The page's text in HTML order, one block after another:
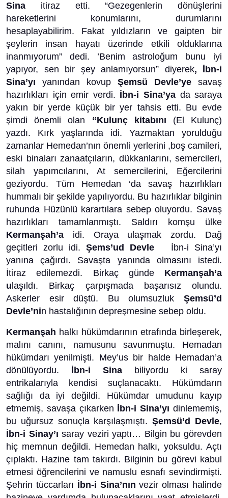
Sina itiraz etti. “Gezegenlerin dönüşlerini
hareketlerini konumlarını, durumlarını
hesaplayabilirim. Fakat yıldızların ve gaipten bir
şeylerin insan hayatı üzerinde etkili olduklarına
inanmıyorum” dedi. ’Benim astroloğum bunu iyi
yapıyor, sen bir şey anlamıyorsun” diyerek, İbn-i
Sina’yı yanından kovupŞemsü Devle’ye savaş
hazırlıkları için emir verdi. İbn-i Sina’yada saraya
yakın bir yerde küçük bir yer tahsis etti. Bu evde
şimdi önemli olan “Kulunç kitabını (El Kulunç)
yazdı. Kırk yaşlarında idi. Yazmaktan yorulduğu
zamanlar Hemedan’nın önemli yerlerini ,boş camileri,
eski binaları zanaatçıların, dükkanlarını, semercileri,
silah yapımcılarını, At semercilerini, Eğercilerini
geziyordu. Tüm Hemedan ‘da savaş hazırlıkları
hummalı bir şekilde yapılıyordu. Bu hazırlıklar bilginin
ruhunda Hüzünlü karartılara sebep oluyordu. Savaş
hazırlıkları tamamlanmıştı. Saldırı komşu ülke
Kermanşah’a idi. Oraya ulaşmak zordu. Dağ
geçitleri zorlu idi.Şems’ud Devle
İbn-i Sina’yı
yanına çağırdı. Savaşta yanında olmasını istedi.
İtiraz edilemezdi. Birkaç günde Kermanşah’a
u laşıldı. Birkaç çarpışmada başarısız olundu.
Askerler esir düştü. Bu olumsuzlukŞemsü’d
Devle’nin hastalığının depreşmesine sebep oldu.
Kermanşah halkı hükümdarının etrafında birleşerek,
malını canını, namusunu savunmuştu. Hemadan
hükümdarı yenilmişti. Mey’us bir halde Hemadan’a
dönülüyordu. İbn-i Sina biliyordu ki saray
entrikalarıyla kendisi suçlanacaktı. Hükümdarın
sağlığı da iyi değildi. Hükümdar umudunu kayıp
etmemiş, savaşa çıkarken İbn-i Sina’yıdinlememiş,
bu uğursuz sonuçla karşılaşmıştı.Şemsü’d Devle,
İbn-i Sinay’ı saray veziri yaptı… Bilgin bu görevden
hiç memnun değildi. Hemedan halkı, yoksuldu. Açtı
çıplaktı. Hazine tam takırdı. Bilginin bu görevi kabul
etmesi öğrencilerini ve namuslu esnafı sevindirmişti.
Şehrin tüccarları İbn-i Sina’nın vezir olması halinde